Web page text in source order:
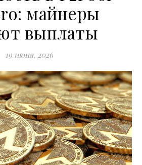
майнеры
выплаты
19 июня, 2026